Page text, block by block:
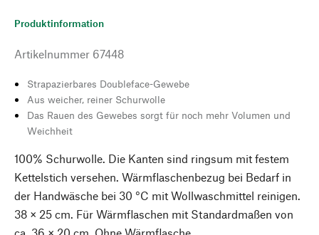
Produktinformation
Artikelnummer 67448
Strapazierbares Doubleface-Gewebe
Aus weicher, reiner Schurwolle
Das Rauen des Gewebes sorgt für noch mehr Volumen und
Weichheit
100% Schurwolle. Die Kanten sind ringsum mit festem
Kettelstich versehen. Wärmflaschenbezug bei Bedarf in
der Handwäsche bei 30 °C mit Wollwaschmittel reinigen.
38 × 25 cm. Für Wärmflaschen mit Standardmaßen von